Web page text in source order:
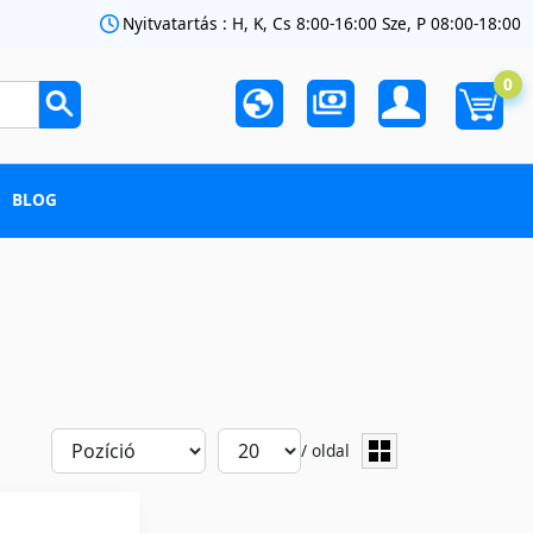
Nyitvatartás : H, K, Cs 8:00-16:00 Sze, P 08:00-18:00
0
BLOG
/ oldal